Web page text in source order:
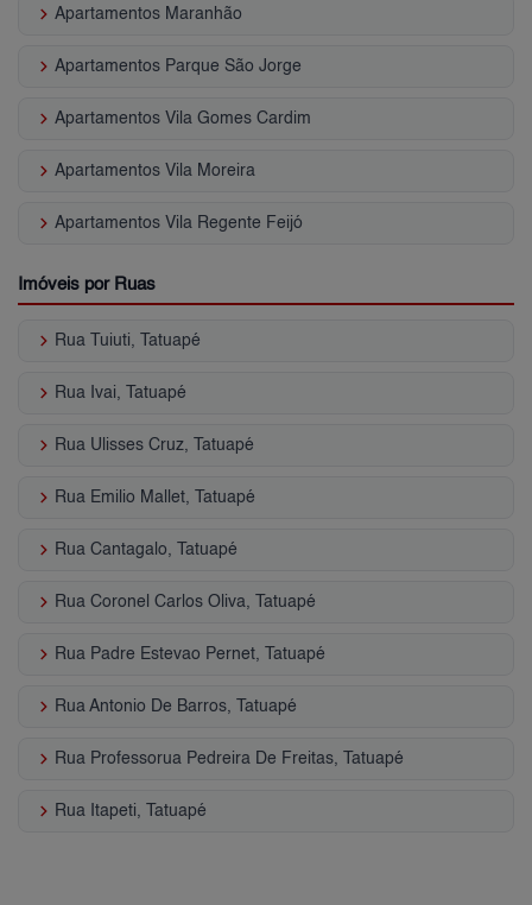
keyboard_arrow_right Apartamentos Maranhão
keyboard_arrow_right Apartamentos Parque São Jorge
keyboard_arrow_right Apartamentos Vila Gomes Cardim
keyboard_arrow_right Apartamentos Vila Moreira
keyboard_arrow_right Apartamentos Vila Regente Feijó
Imóveis por Ruas
keyboard_arrow_right Rua Tuiuti, Tatuapé
keyboard_arrow_right Rua Ivai, Tatuapé
keyboard_arrow_right Rua Ulisses Cruz, Tatuapé
keyboard_arrow_right Rua Emilio Mallet, Tatuapé
keyboard_arrow_right Rua Cantagalo, Tatuapé
keyboard_arrow_right Rua Coronel Carlos Oliva, Tatuapé
keyboard_arrow_right Rua Padre Estevao Pernet, Tatuapé
keyboard_arrow_right Rua Antonio De Barros, Tatuapé
keyboard_arrow_right Rua Professorua Pedreira De Freitas, Tatuapé
keyboard_arrow_right Rua Itapeti, Tatuapé